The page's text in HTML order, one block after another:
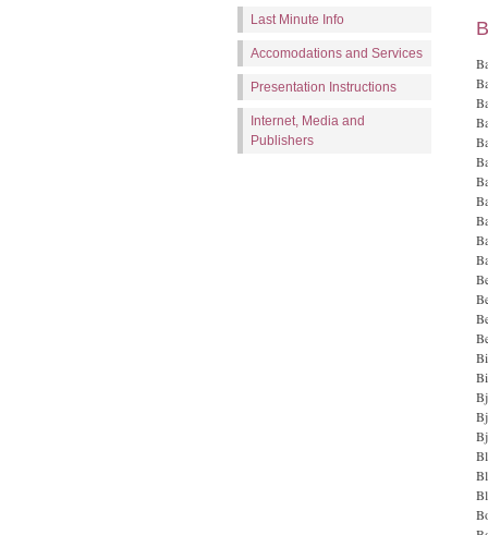
Last Minute Info
Accomodations and Services
Presentation Instructions
Internet, Media and
Publishers
B